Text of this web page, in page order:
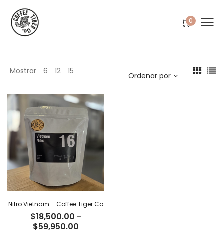
0
Mostrar 6 12 15 Ordenar por
Nitro Vietnam – Coffee Tiger Co
$18,500.00 -
$59,950.00